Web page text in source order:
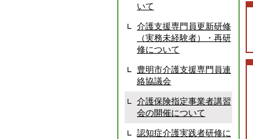
いて
介護支援専門員更新研修
（実務未経験者）・再研
修について
豊明市介護支援専門員連
絡協議会
介護保険指定事業者講習
会の開催について
認知症介護実践者研修に